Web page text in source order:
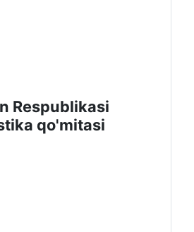
Respublikasi
qo'mitasi